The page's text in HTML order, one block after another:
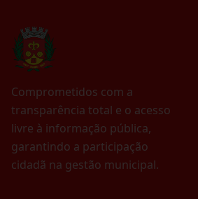
Comprometidos com a
transparência total e o acesso
livre à informação pública,
garantindo a participação
cidadã na gestão municipal.